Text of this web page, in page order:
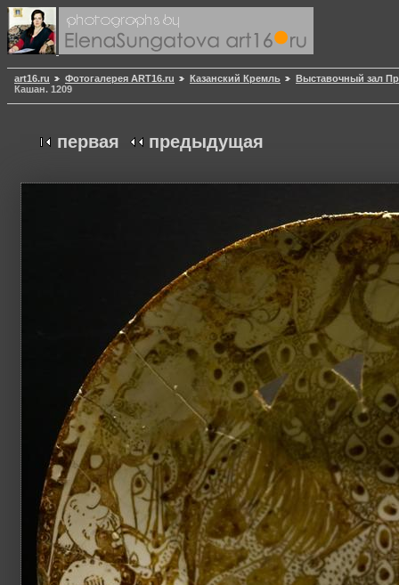
art16.ru Фотогалерея ART16.ru Казанский Кремль
Выставочный зал
Кашан. 1209
первая предыдущая